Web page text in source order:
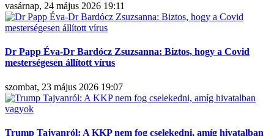
vasárnap, 24 május 2026 19:11
Dr Papp Éva-Dr Bardócz Zsuzsanna: Biztos, hogy a Covid
mesterségesen állított vírus
szombat, 23 május 2026 19:07
Trump Tajvanról: A KKP nem fog cselekedni, amíg hivatalban